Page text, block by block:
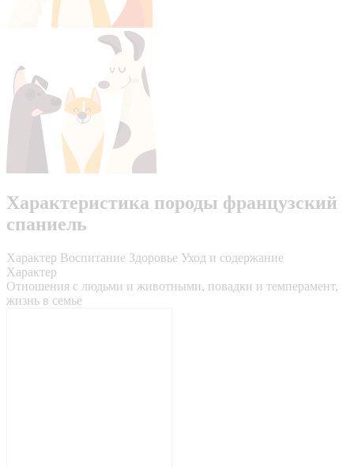
Характеристика породы французский
спаниель
Характер Воспитание Здоровье Уход и содержание
Характер
Отношения с людьми и животными, повадки и темперамент,
жизнь в семье